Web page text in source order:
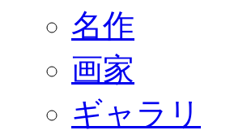
名作
画家
ギャラリ